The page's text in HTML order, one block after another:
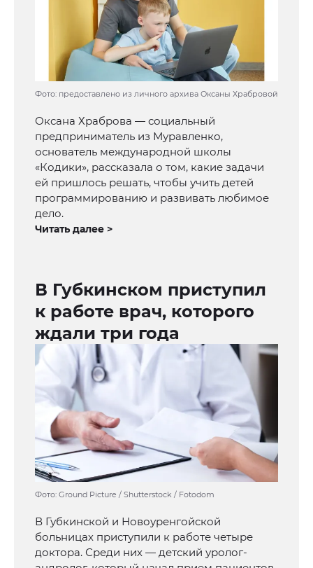
Фото: предоставлено из личного архива Оксаны Храбровой
Оксана Храброва — социальный
предприниматель из Муравленко,
основатель международной школы
«Кодики», рассказала о том, какие задачи
ей пришлось решать, чтобы учить детей
программированию и развивать любимое
дело.
Читать далее >
В Губкинском приступил
к работе врач, которого
ждали три года
Фото: Ground Picture / Shutterstock / Fotodom
В Губкинской и Новоуренгойской
больницах приступили к работе четыре
доктора. Среди них — детский уролог-